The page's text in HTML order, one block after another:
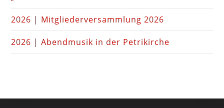
2026 | Mitgliederversammlung 2026
2026 | Abendmusik in der Petrikirche